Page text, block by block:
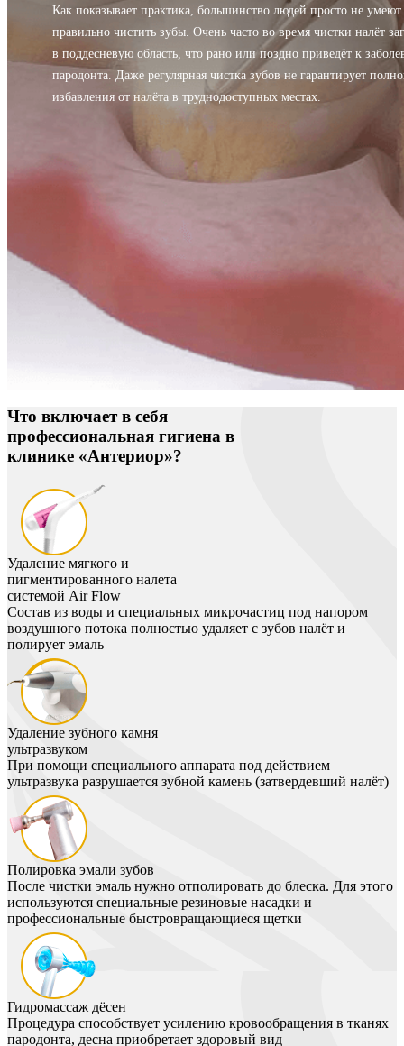
Как показывает практика, большинство людей просто не умеют
правильно чистить зубы. Очень часто во время чистки налёт
в поддесневую область, что рано или поздно приведёт к
пародонта. Даже регулярная чистка зубов не гарантирует
избавления от налёта в труднодоступных местах.
Что включает в себя
профессиональная гигиена в
клинике «Антериор»?
Удаление мягкого и
пигментированного налета
системой Air Flow
Состав из воды и специальных микрочастиц под напором
воздушного потока полностью удаляет с зубов налёт и
полирует эмаль
Удаление зубного камня
ультразвуком
При помощи специального аппарата под действием
ультразвука разрушается зубной камень (затвердевший налёт)
Полировка эмали зубов
После чистки эмаль нужно отполировать до блеска. Для этого
используются специальные резиновые насадки и
профессиональные быстровращающиеся щетки
Гидромассаж дёсен
Процедура способствует усилению кровообращения в тканях
пародонта, десна приобретает здоровый вид